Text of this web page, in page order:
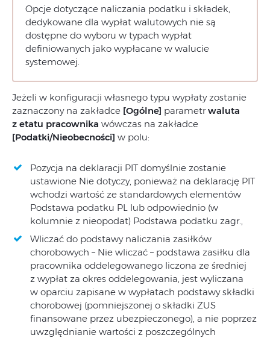
Opcje dotyczące naliczania podatku i składek,
dedykowane dla wypłat walutowych nie są
dostępne do wyboru w typach wypłat
definiowanych jako wypłacane w walucie
systemowej.
Jeżeli w konfiguracji własnego typu wypłaty zostanie
zaznaczony na zakładce [Ogólne] parametrwaluta
z etatu pracownika wówczas na zakładce
[Podatki/Nieobecności] w polu:
Pozycja na deklaracji PIT domyślnie zostanie
ustawione Nie dotyczy, ponieważ na deklarację PIT
wchodzi wartość ze standardowych elementów
Podstawa podatku PL lub odpowiednio (w
kolumnie z nieopodat) Podstawa podatku zagr.,
Wliczać do podstawy naliczania zasiłków
chorobowych – Nie wliczać – podstawa zasiłku dla
pracownika oddelegowanego liczona ze średniej
z wypłat za okres oddelegowania, jest wyliczana
w oparciu zapisane w wypłatach podstawy składki
chorobowej (pomniejszonej o składki ZUS
finansowane przez ubezpieczonego), a nie poprzez
uwzględnianie wartości z poszczególnych